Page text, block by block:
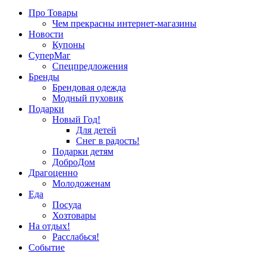
Про Товары
Чем прекрасны интернет-магазины
Новости
Купоны
СуперМаг
Спецпредложения
Бренды
Брендовая одежда
Модный пуховик
Подарки
Новый Год!
Для детей
Снег в радость!
Подарки детям
ДоброДом
Драгоценно
Молодоженам
Еда
Посуда
Хозтовары
На отдых!
Расслабься!
Событие